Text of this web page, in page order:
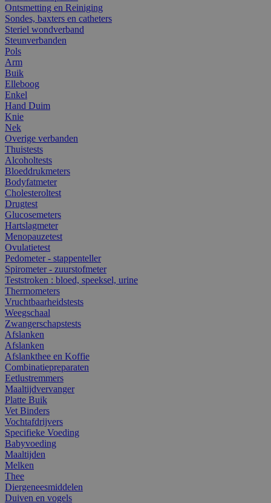
Ontsmetting en Reiniging
Sondes, baxters en catheters
Steriel wondverband
Steunverbanden
Pols
Arm
Buik
Elleboog
Enkel
Hand Duim
Knie
Nek
Overige verbanden
Thuistests
Alcoholtests
Bloeddrukmeters
Bodyfatmeter
Cholesteroltest
Drugtest
Glucosemeters
Hartslagmeter
Menopauzetest
Ovulatietest
Pedometer - stappenteller
Spirometer - zuurstofmeter
Teststroken : bloed, speeksel, urine
Thermometers
Vruchtbaarheidstests
Weegschaal
Zwangerschapstests
Afslanken
Afslanken
Afslankthee en Koffie
Combinatiepreparaten
Eetlustremmers
Maaltijdvervanger
Platte Buik
Vet Binders
Vochtafdrijvers
Specifieke Voeding
Babyvoeding
Maaltijden
Melken
Thee
Diergeneesmiddelen
Duiven en vogels